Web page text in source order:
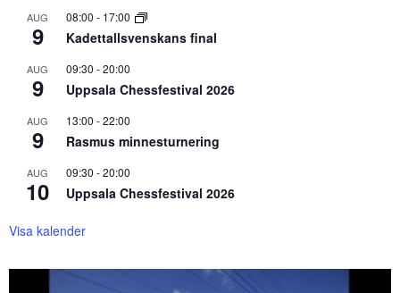
AUG
9
08:00 - 17:00
Kadettallsvenskans final
AUG
9
09:30 -20:00
Uppsala Chessfestival 2026
AUG
9
13:00 -22:00
Rasmus minnesturnering
AUG
10
09:30 -20:00
Uppsala Chessfestival 2026
Visa kalender